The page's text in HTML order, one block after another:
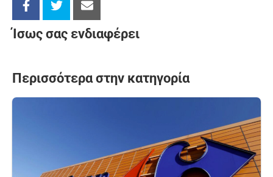
Ίσως σας ενδιαφέρει
Περισσότερα στην κατηγορία